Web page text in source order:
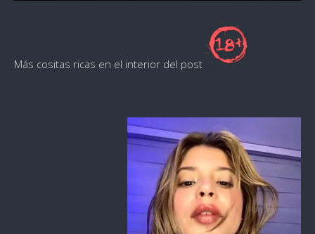
Más cositas ricas en el interior del post